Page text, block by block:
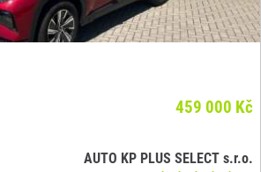
459 000 Kč
AUTO KP PLUS SELECT s.r.o.